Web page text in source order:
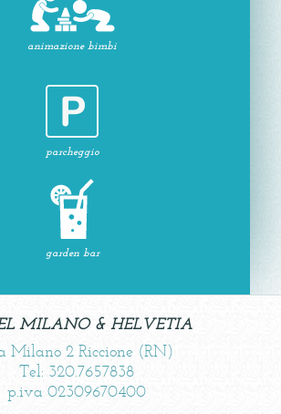
animazione bimbi
parcheggio
garden bar
MILANO & HELVETIA
Milano 2 Riccione (RN)
Tel: 320.7657838
p.iva 02309670400